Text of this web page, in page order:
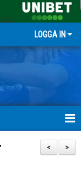
LOGGA IN
>
<